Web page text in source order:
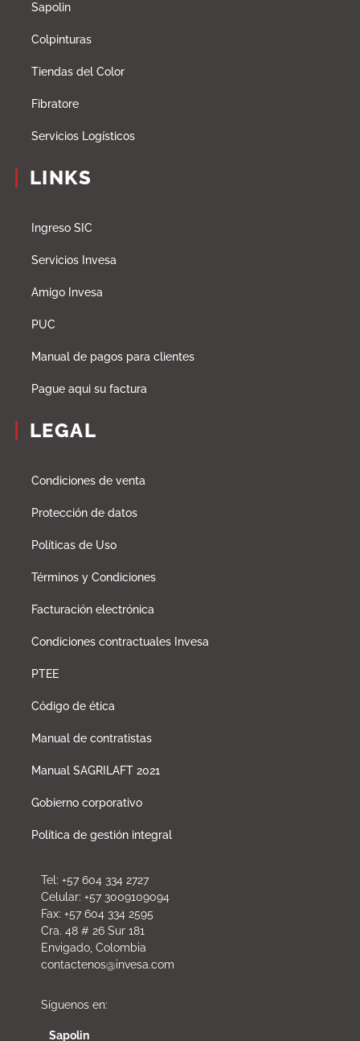
Sapolin
Colpinturas
Tiendas del Color
Fibratore
Servicios Logísticos
LINKS
Ingreso SIC
Servicios Invesa
Amigo Invesa
PUC
Manual de pagos para clientes
Pague aqui su factura
LEGAL
Condiciones de venta
Protección de datos
Políticas de Uso
Términos y Condiciones
Facturación electrónica
Condiciones contractuales Invesa
PTEE
Código de ética
Manual de contratistas
Manual SAGRILAFT 2021
Gobierno corporativo
Política de gestión integral
Tel: +57 604 334 2727
Celular: +57 3009109094
Fax: +57 604 334 2595
Cra. 48 # 26 Sur 181
Envigado, Colombia
contactenos@invesa.com
Síguenos en:
Sapolin